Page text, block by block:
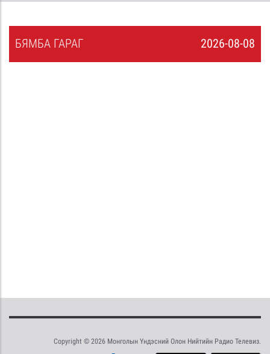
2026-08-08
БЯМБА ГАРАГ
Copyright © 2026 Монголын Үндэсний Олон Нийтийн Радио Телевиз.